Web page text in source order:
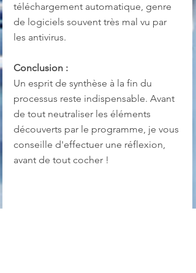
téléchargement automatique, genre
de logiciels souvent très mal vu par
les antivirus.
Conclusion :
Un esprit de synthèse à la fin du
processus reste indispensable. Avant
de tout neutraliser les éléments
découverts par le programme, je vous
conseille d'effectuer une réflexion,
avant de tout cocher !